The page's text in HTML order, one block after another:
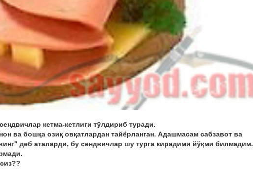
кетма-кетлиги тўлдириб туради.
ва бошқа озиқ овқатлардан тайёрланган. Адашмасам сабзавот ва
деб аталарди, бу сендвичлар шу турга кирадими йўқми билмадим.